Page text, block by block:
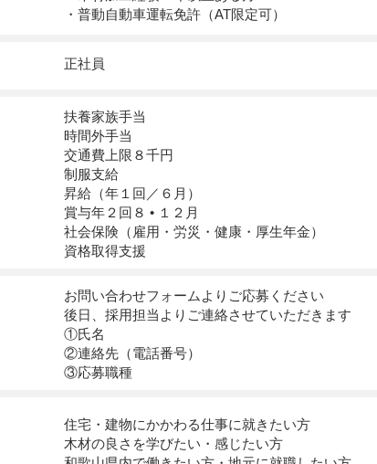
・普動自動車運転免許（AT限定可）
​​正社員
扶養家族手当
時間外手当
交通費上限８千円
制服支給
昇給（年１回／６月）
賞与年２回８ • １２月
社会保険（雇用・労災・健康・厚生年金）
資格取得支援
お問い合わせフォームよりご応募ください
後日、採用担当よりご連絡させていただきます
①氏名
②連絡先（電話番号）
③応募職種
住宅・建物にかかわる仕事に就きたい方
木材の良さを学びたい・感じたい方